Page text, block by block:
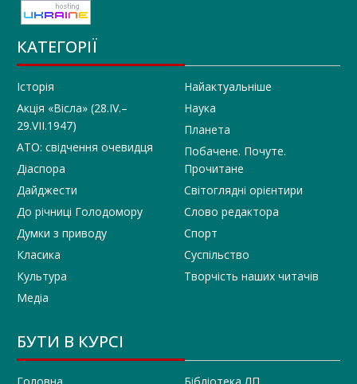
КАТЕГОРІЇ
Історія
Акція «Вісла» (28.IV.–
29.VII.1947)
АТО: свідчення очевидця
Діаспора
Дайджести
До річниці Голодомору
Думки з приводу
Класика
Культура
Медіа
Найактуальніше
Наука
Планета
Побачене. Почуте.
Прочитане
Світоглядні орієнтири
Слово редактора
Спорт
Суспільство
Творчість наших читачів
БУТИ В КУРСІ